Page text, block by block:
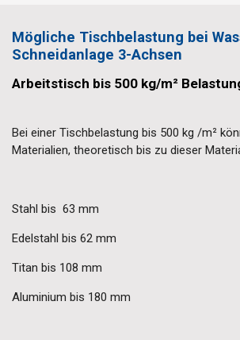
Mögliche Tischbelastung bei
Schneidanlage 3-Achsen
Arbeitstisch bis 500 kg/m²
Bei einer Tischbelastung bis 500 kg /m²
Materialien, theoretisch bis zu dieser
Stahl bis 63 mm
Edelstahl bis 62 mm
Titan bis 108 mm
Aluminium bis 180 mm